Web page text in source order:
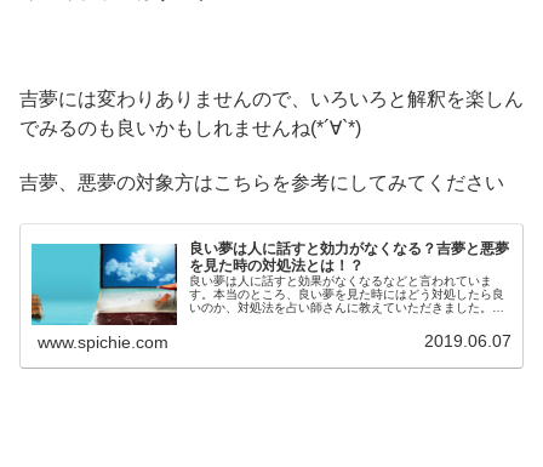
吉夢には変わりありませんので、いろいろと解釈を楽しん
でみるのも良いかもしれませんね(*´∀`*)
吉夢、悪夢の対象方はこちらを参考にしてみてください
良い夢は人に話すと効力がなくなる？吉夢と悪夢
を見た時の対処法とは！？
良い夢は人に話すと効果がなくなるなどと言われていま
す。本当のところ、良い夢を見た時にはどう対処したら良
いのか、対処法を占い師さんに教えていただきました。吉
www.spichie.com 2019.06.07